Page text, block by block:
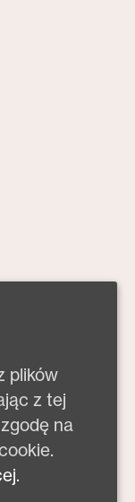
plików
z tej
na